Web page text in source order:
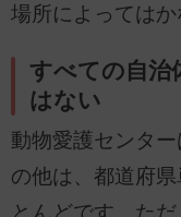
場所によってはか
すべての自治
はない
動物愛護センタ
の他は、都道府
とんどです。た